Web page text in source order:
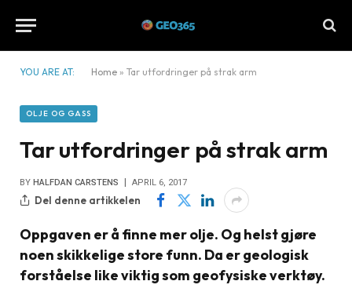
YOU ARE AT: Home » Tar utfordringer på strak arm
OLJE OG GASS
Tar utfordringer på strak arm
BY HALFDAN CARSTENS APRIL 6, 2017
Del denne artikkelen
Oppgaven er å finne mer olje. Og helst gjøre
noen skikkelige store funn. Da er geologisk
forståelse like viktig som geofysiske verktøy.